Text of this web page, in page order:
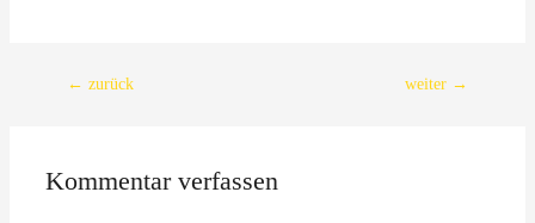
Beitragsnavigation
← zurück weiter →
Kommentar verfassen